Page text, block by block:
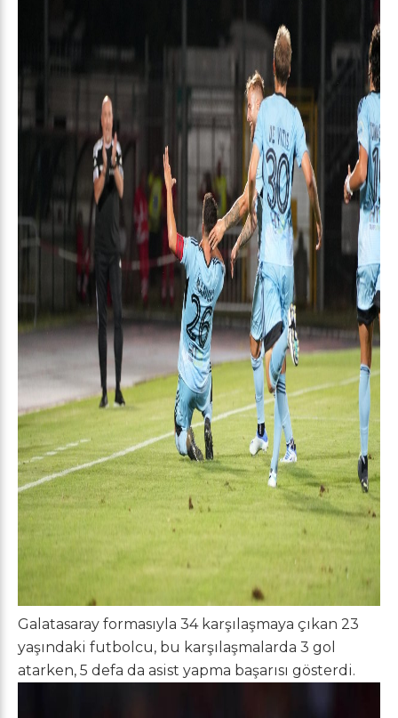
Galatasaray formasıyla 34 karşılaşmaya çıkan 23
yaşındaki futbolcu, bu karşılaşmalarda 3 gol
atarken, 5 defa da asist yapma başarısı gösterdi.